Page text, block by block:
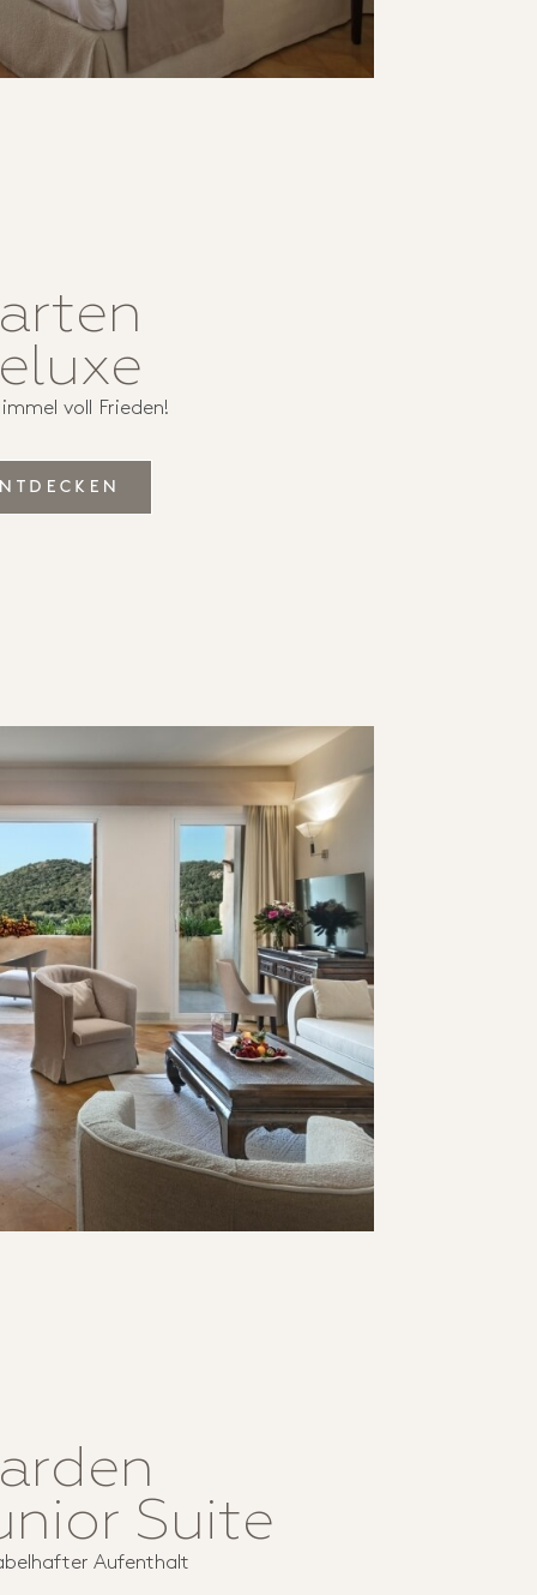
voll Frieden!
Suite
Aufenthalt